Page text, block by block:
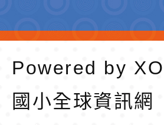
Powered by
國小全球資訊網